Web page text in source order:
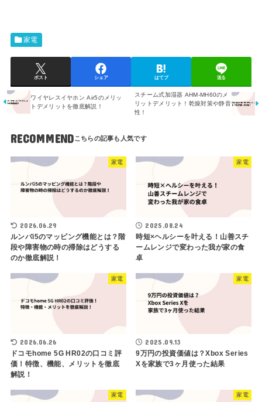
家電
ポスト シェア はてブ 送る
ワイヤレスイヤホン Air5のメリッ
トデメリットを徹底解説！
スチーム式加湿器 AHM-MH60のメ
リットデメリット！乾燥対策や静音
性！
RECOMMEND
家電
2026.06.29
ルンバi5のマッピング機能とは？階
段や障害物の時の掃除はどうする
のか徹底解説！
家電
2025.08.24
時短×ヘルシーを叶える！山善スチ
ームレンジで変わった我が家の食
卓
家電
2026.06.26
ドコモhome 5G HR02の口コミ評
価！特徴、機能、メリットを徹底
解説！
家電
2025.09.13
9万円の投資価値は？Xbox Series
Xを家族で3ヶ月使った結果
家電 家電